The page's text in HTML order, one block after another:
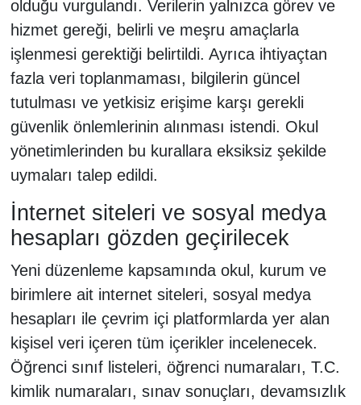
olduğu vurgulandı. Verilerin yalnızca görev ve
hizmet gereği, belirli ve meşru amaçlarla
işlenmesi gerektiği belirtildi. Ayrıca ihtiyaçtan
fazla veri toplanmaması, bilgilerin güncel
tutulması ve yetkisiz erişime karşı gerekli
güvenlik önlemlerinin alınması istendi. Okul
yönetimlerinden bu kurallara eksiksiz şekilde
uymaları talep edildi.
İnternet siteleri ve sosyal medya
hesapları gözden geçirilecek
Yeni düzenleme kapsamında okul, kurum ve
birimlere ait internet siteleri, sosyal medya
hesapları ile çevrim içi platformlarda yer alan
kişisel veri içeren tüm içerikler incelenecek.
Öğrenci sınıf listeleri, öğrenci numaraları, T.C.
kimlik numaraları, sınav sonuçları, devamsızlık